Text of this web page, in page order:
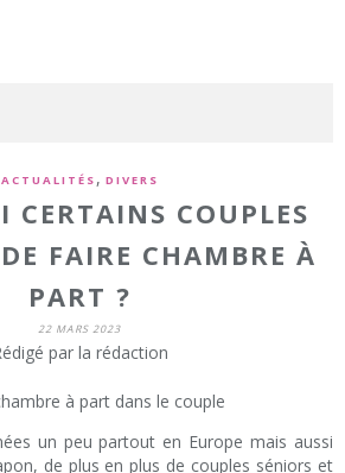
ACTUALITÉS , DIVERS
CERTAINS COUPLES
FAIRE CHAMBRE À
PART ?
22 MARS 2023
par la rédaction
un peu partout en Europe mais aussi
de plus en plus de couples séniors et